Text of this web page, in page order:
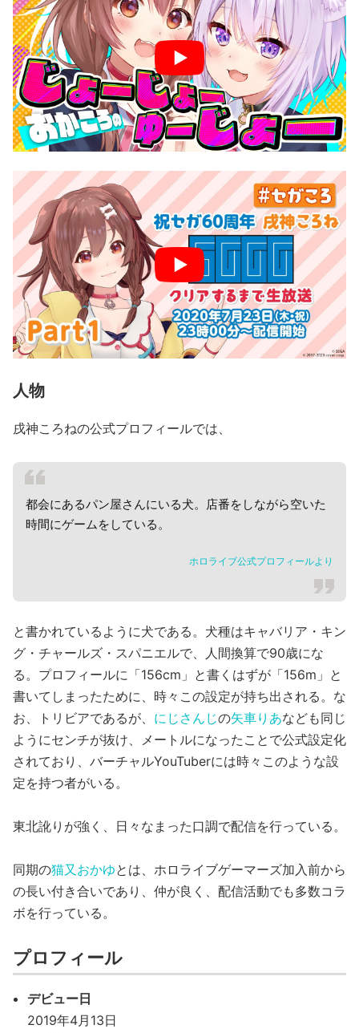
人物
戌神ころねの公式プロフィールでは、
都会にあるパン屋さんにいる犬。店番をしながら空いた
時間にゲームをしている。
ホロライブ公式プロフィールより
と書かれているように犬である。犬種はキャバリア・キン
グ・チャールズ・スパニエルで、人間換算で90歳にな
る。プロフィールに「156cm」と書くはずが「156m」と
書いてしまったために、時々この設定が持ち出される。な
お、トリビアであるが、 にじさんじの矢車りあなども同じ
ようにセンチが抜け、メートルになったことで公式設定化
されており、バーチャルYouTuberには時々このような設
定を持つ者がいる。
東北訛りが強く、日々なまった口調で配信を行っている。
同期の猫又おかゆとは、ホロライブゲーマーズ加入前から
の長い付き合いであり、仲が良く、配信活動でも多数コラ
ボを行っている。
プロフィール
デビュー日
2019年4月13日